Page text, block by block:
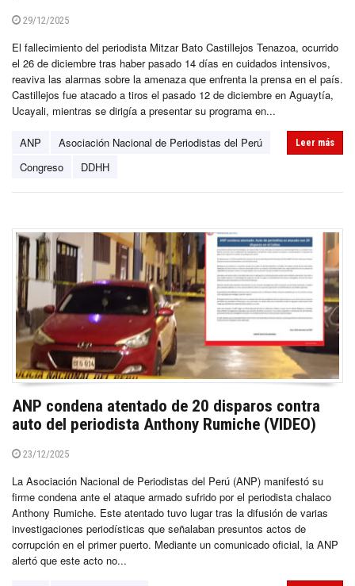
29/12/2025
El fallecimiento del periodista Mitzar Bato Castillejos Tenazoa, ocurrido
el 26 de diciembre tras haber pasado 14 días en cuidados intensivos,
reaviva las alarmas sobre la amenaza que enfrenta la prensa en el país.
Castillejos fue atacado a tiros el pasado 12 de diciembre en Aguaytía,
Ucayali, mientras se dirigía a presentar su programa en...
ANP
Asociación Nacional de Periodistas del Perú
Congreso
DDHH
Leer más
ANP condena atentado de 20 disparos contra
auto del periodista Anthony Rumiche (VIDEO)
23/12/2025
La Asociación Nacional de Periodistas del Perú (ANP) manifestó su
firme condena ante el ataque armado sufrido por el periodista chalaco
Anthony Rumiche. Este atentado tuvo lugar tras la difusión de varias
investigaciones periodísticas que señalaban presuntos actos de
corrupción en el primer puerto. Mediante un comunicado oficial, la ANP
alertó que este acto no...